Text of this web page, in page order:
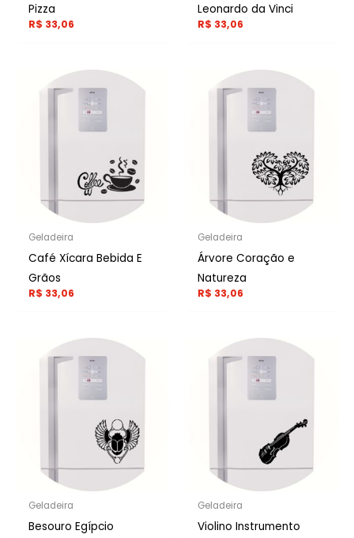
Pizza
R$ 33,06
Leonardo da Vinci
R$ 33,06
Geladeira
Café Xícara Bebida E
Grãos
R$ 33,06
Geladeira
Árvore Coração e
Natureza
R$ 33,06
Geladeira
Besouro Egípcio
Geladeira
Violino Instrumento